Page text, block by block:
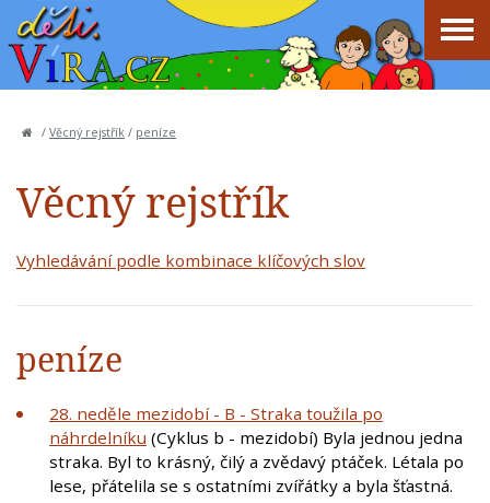
/ Věcný rejstřík / peníze
Věcný rejstřík
Vyhledávání podle kombinace klíčových slov
peníze
28. neděle mezidobí - B - Straka toužila po
náhrdelníku (Cyklus b - mezidobí) Byla jednou jedna
straka. Byl to krásný, čilý a zvědavý ptáček. Létala po
lese, přátelila se s ostatními zvířátky a byla šťastná.